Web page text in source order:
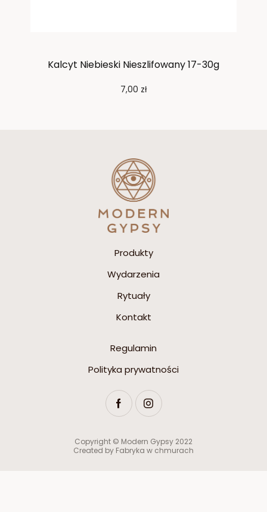
Kalcyt Niebieski Nieszlifowany 17-30g
7,00 zł
Produkty
Wydarzenia
Rytuały
Kontakt
Regulamin
Polityka prywatności
Copyright © Modern Gypsy 2022
Created by Fabryka w chmurach